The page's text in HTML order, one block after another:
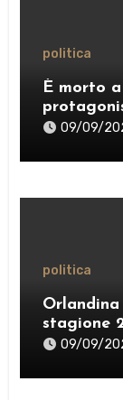
politica
È morto
09/09/
politica
stagione
lo 09/09/